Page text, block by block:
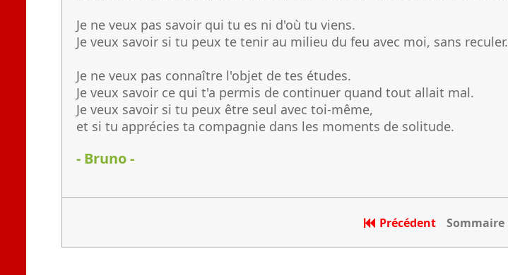
Je ne veux pas savoir qui tu es ni d'où tu viens.
Je veux savoir si tu peux te tenir au milieu du feu avec moi, sans reculer.
Je ne veux pas connaître l'objet de tes études.
Je veux savoir ce qui t'a permis de continuer quand tout allait mal.
Je veux savoir si tu peux être seul avec toi-même,
et si tu apprécies ta compagnie dans les moments de solitude.
- Bruno -
Précédent Sommaire